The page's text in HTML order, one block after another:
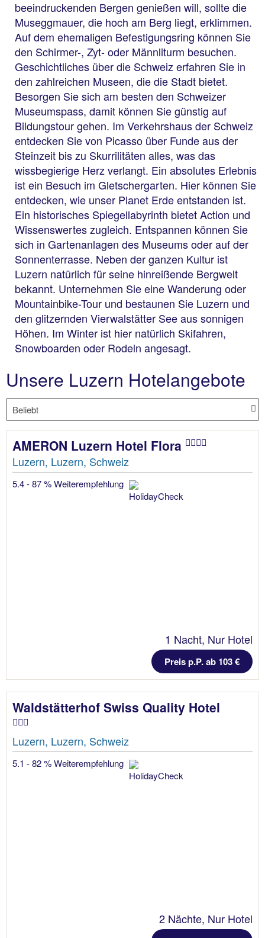
beeindruckenden Bergen genießen will, sollte die
Museggmauer, die hoch am Berg liegt, erklimmen.
Auf dem ehemaligen Befestigungsring können Sie
den Schirmer-, Zyt- oder Männliturm besuchen.
Geschichtliches über die Schweiz erfahren Sie in
den zahlreichen Museen, die die Stadt bietet.
Besorgen Sie sich am besten den Schweizer
Museumspass, damit können Sie günstig auf
Bildungstour gehen. Im Verkehrshaus der Schweiz
entdecken Sie von Picasso über Funde aus der
Steinzeit bis zu Skurrilitäten alles, was das
wissbegierige Herz verlangt. Ein absolutes Erlebnis
ist ein Besuch im Gletschergarten. Hier können Sie
entdecken, wie unser Planet Erde entstanden ist.
Ein historisches Spiegellabyrinth bietet Action und
Wissenswertes zugleich. Entspannen können Sie
sich in Gartenanlagen des Museums oder auf der
Sonnenterrasse. Neben der ganzen Kultur ist
Luzern natürlich für seine hinreißende Bergwelt
bekannt. Unternehmen Sie eine Wanderung oder
Mountainbike-Tour und bestaunen Sie Luzern und
den glitzernden Vierwalstätter See aus sonnigen
Höhen. Im Winter ist hier natürlich Skifahren,
Snowboarden oder Rodeln angesagt.
Unsere Luzern Hotelangebote
AMERON Luzern Hotel Flora
Luzern, Luzern, Schweiz
5.4 - 87 % Weiterempfehlung
1 Nacht, Nur Hotel
Preis p.P. ab 103 €
Waldstätterhof Swiss Quality Hotel
Luzern, Luzern, Schweiz
5.1 - 82 % Weiterempfehlung
2 Nächte, Nur Hotel